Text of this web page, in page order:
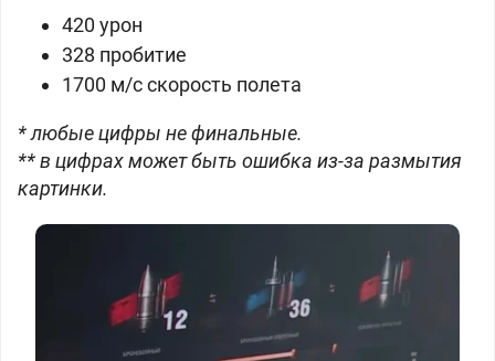
420 урон
328 пробитие
1700 м/c скорость полета
* любые цифры не финальные.
** в цифрах может быть ошибка из-за размытия
картинки.